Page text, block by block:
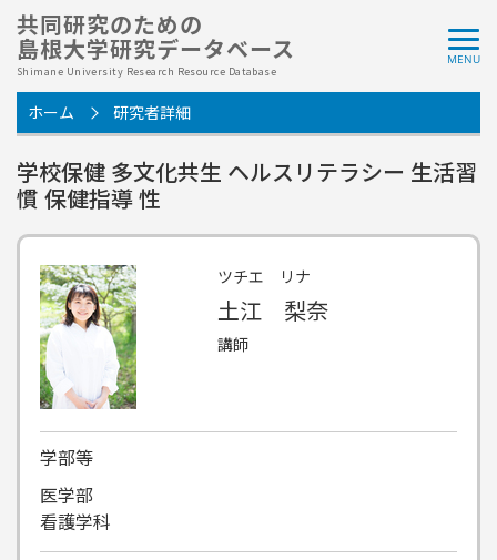
共同研究のための
島根大学研究データベース
Shimane University Research Resource Database
ホーム 研究者詳細
学校保健 多文化共生 ヘルスリテラシー 生活習
慣 保健指導 性
ツチエ リナ
土江 梨奈
講師
学部等
医学部
看護学科